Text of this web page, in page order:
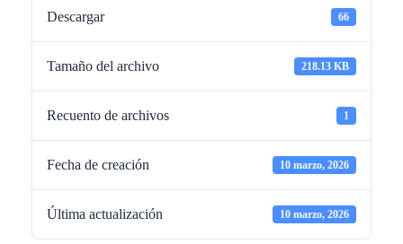
Descargar 66
Tamaño del archivo 218.13 KB
Recuento de archivos 1
Fecha de creación 10 marzo, 2026
Última actualización 10 marzo, 2026